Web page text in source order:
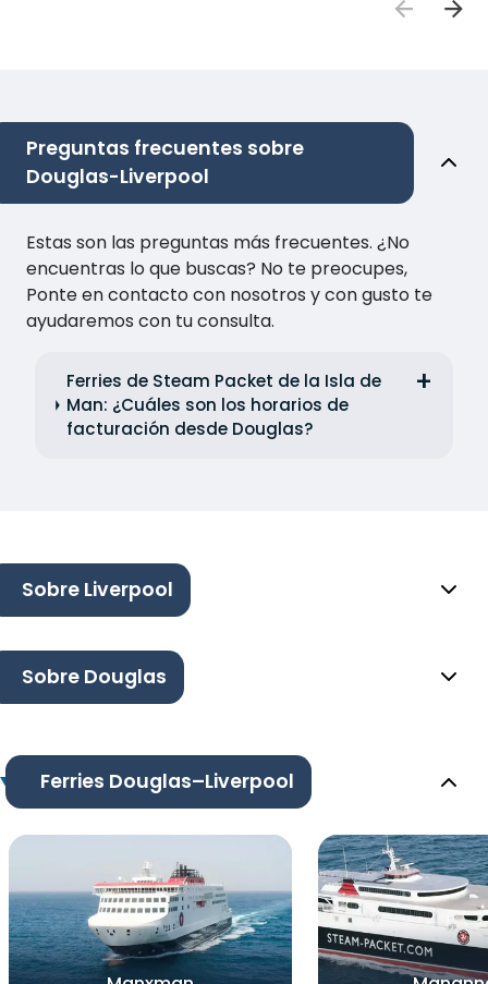
Preguntas frecuentes sobre
Douglas-Liverpool
Estas son las preguntas más frecuentes. ¿No
encuentras lo que buscas? No te preocupes,
Ponte en contacto con nosotros y con gusto te
ayudaremos con tu consulta.
Ferries de Steam Packet de la Isla de
Man: ¿Cuáles son los horarios de
facturación desde Douglas?
Sobre Liverpool
Sobre Douglas
Ferries Douglas–Liverpool